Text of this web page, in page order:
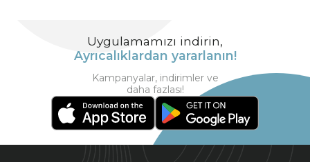
Uygulamamızı indirin,
Ayrıcalıklardan yararlanın!
Kampanyalar, indirimler ve
daha fazlası!